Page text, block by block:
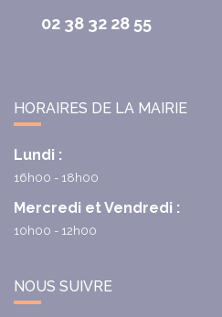
02 38 32 28 55
HORAIRES DE LA MAIRIE
Lundi :
16h00 - 18h00
Mercredi et Vendredi :
10h00 - 12h00
NOUS SUIVRE